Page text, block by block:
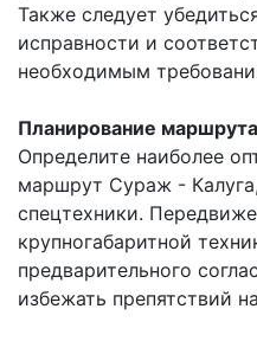
Также следует
исправности и
необходимым
Планирование
Определите наиболее
маршрут Сураж -
спецтехники.
крупногабаритной
предварительного
избежать препятствий